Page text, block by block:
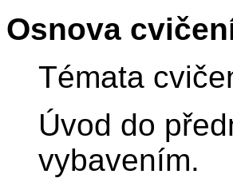
Osnova
Témata
Úvod do
vybavením.